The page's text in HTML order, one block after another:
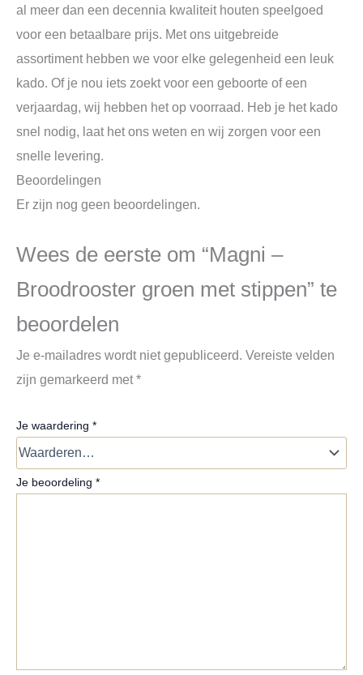
al meer dan een decennia kwaliteit houten speelgoed
voor een betaalbare prijs. Met ons uitgebreide
assortiment hebben we voor elke gelegenheid een leuk
kado. Of je nou iets zoekt voor een geboorte of een
verjaardag, wij hebben het op voorraad. Heb je het kado
snel nodig, laat het ons weten en wij zorgen voor een
snelle levering.
Beoordelingen
Er zijn nog geen beoordelingen.
Wees de eerste om “Magni –
Broodrooster groen met stippen” te
beoordelen
Je e-mailadres wordt niet gepubliceerd. Vereiste velden
zijn gemarkeerd met*
Je waardering *
Je beoordeling *